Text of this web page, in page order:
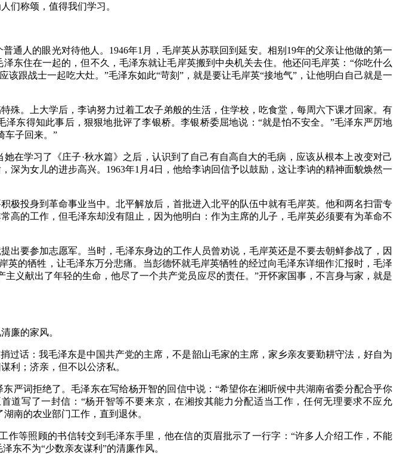
们称颂，值得我们学习。
通人的眼光对待他人。 1946年1月，毛岸英从苏联回到延安。相别19年的父亲让他做的第一
东住在一起的，但不久，毛泽东就让毛岸英搬到中央机关去住。他还问毛岸英：“你吃什么
跟战士一起吃大灶。”毛泽东如此“苛刻”，就是要让毛岸英“接地气”，让他明白自己就是一
。上大学后，李讷努力过着工农子弟般的生活，住学校，吃食堂，每周六下课才回家。有
东得知此事后，狠狠地批评了李银桥。李银桥委屈地说： “就是怕不安全。”毛泽东严厉地
车子回来。”
她在学习了《庄子·秋水篇》之后，认识到了自己有自高自大的毛病，应该从根本上改变对己
为女儿的进步高兴。1963年1月4日，他给李讷回信予以鼓励，这让李讷的精神面貌焕然一
投身到革命事业当中。北平解放后，首批进入北平的队伍中就有毛岸英。他和两名扫雷专
的工作，但毛泽东却没有阻止，因为他明白：作为主席的儿子，毛岸英必须要有为革命不
要参加志愿军。当时，毛泽东身边的工作人员曾劝说，毛岸英还是不要去朝鲜参战了，因
英的牺牲，让毛泽东万分悲痛。当彭德怀就毛岸英牺牲的经过向毛泽东详细作汇报时，毛泽
义献出了年轻的生命，他尽了一个共产党员应尽的责任。”开怀家国事，不言身与家，就是
廉的家风。
过话：我毛泽东是中国共产党的主席，不是韶山毛家的主席，家乡亲友要勤耕守法，好自为
利；济亲，但不以公济私。
严词拒绝了。毛泽东在写给杨开智的回信中说： “希望你在湘听候中共湖南省委分配合乎你
道写了一封信：“杨开智等不要来京，在湘按其能力分配适当工作，任何无理要求不应允
南的农业部门工作，直到退休。
作等照顾的书信转交到毛泽东手里，他在信的页眉批示了一行字：“许多人介绍工作，不能
东不为“少数亲友谋利”的清廉作风。